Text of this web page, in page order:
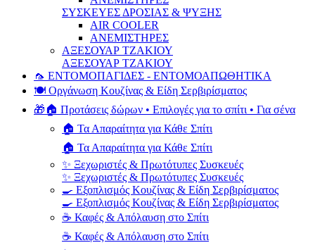
ΣΥΣΚΕΥΕΣ ΔΡΟΣΙΑΣ & ΨΥΞΗΣ
AIR COOLER
ΑΝΕΜΙΣΤΗΡΕΣ
ΑΞΕΣΟΥΑΡ ΤΖΑΚΙΟΥ
ΑΞΕΣΟΥΑΡ ΤΖΑΚΙΟΥ
🦟 ΕΝΤΟΜΟΠΑΓΙΔΕΣ - ΕΝΤΟΜΟΑΠΩΘΗΤΙΚΑ
🍽️ Οργάνωση Κουζίνας & Είδη Σερβιρίσματος
🎁🏠 Προτάσεις δώρων • Επιλογές για το σπίτι • Για σένα
🏠 Τα Απαραίτητα για Κάθε Σπίτι
🏠 Τα Απαραίτητα για Κάθε Σπίτι
✨ Ξεχωριστές & Πρωτότυπες Συσκευές
✨ Ξεχωριστές & Πρωτότυπες Συσκευές
🍳 Εξοπλισμός Κουζίνας & Είδη Σερβιρίσματος
🍳 Εξοπλισμός Κουζίνας & Είδη Σερβιρίσματος
☕ Καφές & Απόλαυση στο Σπίτι
☕ Καφές & Απόλαυση στο Σπίτι